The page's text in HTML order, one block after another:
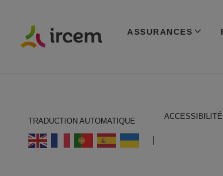
ASSURANCES
TRADUCTION AUTOMATIQUE